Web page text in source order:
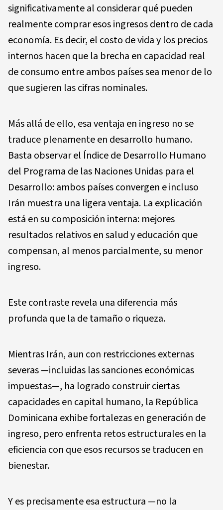
significativamente al considerar qué pueden
realmente comprar esos ingresos dentro de cada
economía. Es decir, el costo de vida y los precios
internos hacen que la brecha en capacidad real
de consumo entre ambos países sea menor de lo
que sugieren las cifras nominales.
Más allá de ello, esa ventaja en ingreso no se
traduce plenamente en desarrollo humano.
Basta observar el Índice de Desarrollo Humano
del Programa de las Naciones Unidas para el
Desarrollo: ambos países convergen e incluso
Irán muestra una ligera ventaja. La explicación
está en su composición interna: mejores
resultados relativos en salud y educación que
compensan, al menos parcialmente, su menor
ingreso.
Este contraste revela una diferencia más
profunda que la de tamaño o riqueza.
Mientras Irán, aun con restricciones externas
severas —incluidas las sanciones económicas
impuestas—, ha logrado construir ciertas
capacidades en capital humano, la República
Dominicana exhibe fortalezas en generación de
ingreso, pero enfrenta retos estructurales en la
eficiencia con que esos recursos se traducen en
bienestar.
Y es precisamente esa estructura —no la